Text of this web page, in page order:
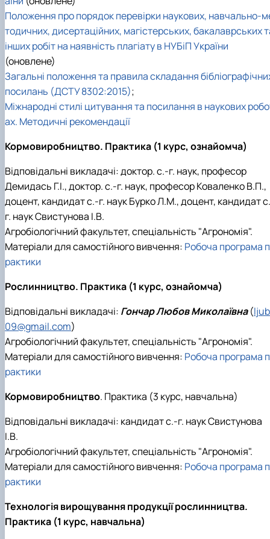
рекомендації для ОС "Бакалавр"
Наукові публікації студентів
Меморандуми, договори про співпрацю
Положення про порядок перевірки наукових, навчально-
тодичних, дисертаційних, магістерських, бакалаврських
інших робіт на наявність плагіату в НУБіП України
(оновлене)
Загальні положення та правила складання
посилань (ДСТУ 8302:2015);
Міжнародні стилі цитування та посилання в наукових
ах. Методичні рекомендації
Кормовиробництво. Практика (1 курс, ознайомча)
Відповідальні викладачі: доктор. с.-г. наук, професор
Демидась Г.І., доктор. с.-г. наук, професор Коваленко В.П.,
доцент, кандидат с.-г. наук Бурко Л.М., доцент, кандидат
г. наук Свистунова І.В.
Агробіологічний факультет, спеціальність "Агрономія".
Матеріали для самостійного вивчення: Робоча програма п
рактики
Рослинництво. Практика (1 курс, ознайомча)
Відповідальні викладачі: Гончар Любов Миколаївна(
09@gmail.com)
Агробіологічний факультет, спеціальність "Агрономія".
Матеріали для самостійного вивчення: Робоча програма п
рактики
Кормовиробництво. Практика (3 курс, навчальна)
Відповідальні викладачі: кандидат с.-г. наук Свистунова
І.В.
Агробіологічний факультет, спеціальність "Агрономія".
Матеріали для самостійного вивчення: Робоча програма п
рактики
Технологія вирощування продукції рослинництва.
Практика (1 курс, навчальна)